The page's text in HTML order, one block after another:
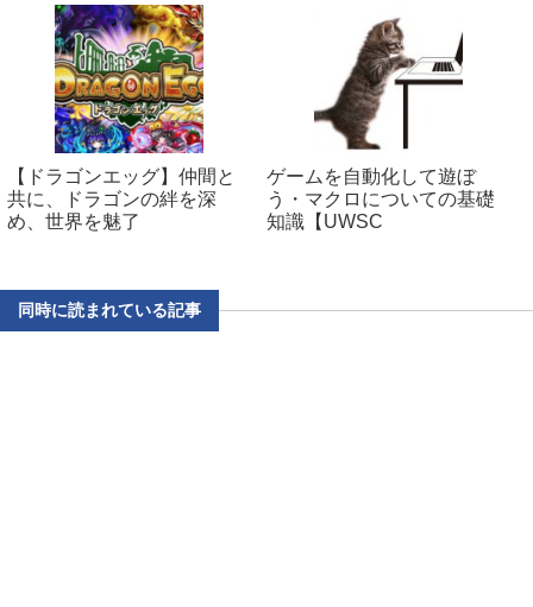
【ドラゴンエッグ】仲間と
共に、ドラゴンの絆を深
め、世界を魅了
ゲームを自動化して遊ぼ
う・マクロについての基礎
知識【UWSC
同時に読まれている記事